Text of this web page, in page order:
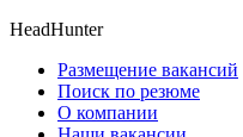
HeadHunter
Размещение вакансий
Поиск по резюме
О компании